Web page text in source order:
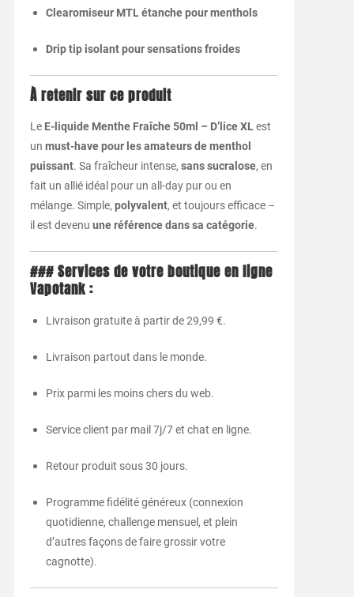
Clearomiseur MTLétanchepourmenthols
Driptip isolantpoursensationsfroides
À retenir sur ce produit
Le E-liquide Menthe Fraîche50ml – D’liceXLest
un must-havepour lesamateursdementhol
puissant. Sa fraîcheur intense, sanssucralose, en
fait un allié idéal pour un all-day purou en
mélange. Simple, polyvalent, et toujoursefficace –
il est devenu uneréférencedanssa catégorie.
### Services de votre boutique en ligne
Vapotank :
Livraison gratuiteà partirde29,99 €.
Livraison partout dans le monde.
Prix parmi les moinschersdu web.
Serviceclient par mail 7j/7et chat en ligne.
Retour produit sous30 jours.
Programmefidélitégénéreux (connexion
quotidienne, challenge mensuel, et plein
d’autresfaçonsdefairegrossirvotre
cagnotte).